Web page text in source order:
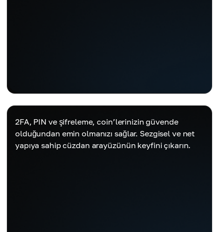
2FA, PIN ve şifreleme, coin’lerinizin güvende
olduğundan emin olmanızı sağlar. Sezgisel ve net
yapıya sahip cüzdan arayüzünün keyfini çıkarın.